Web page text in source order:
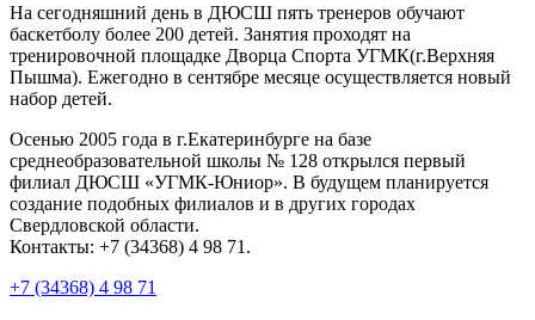
На сегодняшний день в ДЮСШ пять тренеров обучают
баскетболу более 200 детей. Занятия проходят на
тренировочной площадке Дворца Спорта УГМК(г.Верхняя
Пышма). Ежегодно в сентябре месяце осуществляется новый
набор детей.
Осенью 2005 года в г.Екатеринбурге на базе
среднеобразовательной школы № 128 открылся первый
филиал ДЮСШ «УГМК-Юниор». В будущем планируется
создание подобных филиалов и в других городах
Свердловской области.
Контакты: +7 (34368) 4 98 71.
+7 (34368) 4 98 71